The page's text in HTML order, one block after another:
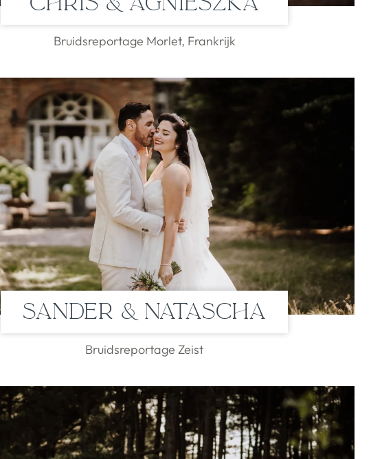
Bruidsreportage Morlet, Frankrijk
Sander & Natascha
Bruidsreportage Zeist